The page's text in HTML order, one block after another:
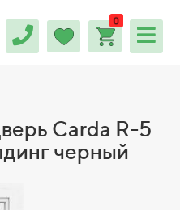
0
Carda R-5
черный